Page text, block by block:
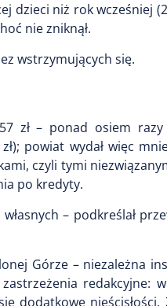
dzieci niż rok wcześniej
nie zniknął.
wstrzymujących się.
zł – ponad osiem
powiat wydał więc
czyli tymi
po kredyty.
– podkreślał
Górze – niezależna
redakcyjne:
dodatkowe